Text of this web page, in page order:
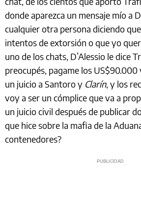
donde aparezca un mensaje mío a
cualquier otra persona diciendo
intentos de extorsión o que yo
uno de los chats, D’Alessio le dice
preocupés, pagame los US$90.000
un juicio a Santoro y Clarín, y los
voy a ser un cómplice que va a
un juicio civil después de publicar
que hice sobre la mafia de la
contenedores?